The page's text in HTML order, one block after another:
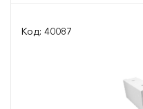
Код: 40087